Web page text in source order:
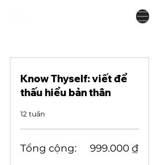
Know Thyself: viết để
thấu hiểu bản thân
12 tuần
Tổng cộng: 999.000 ₫